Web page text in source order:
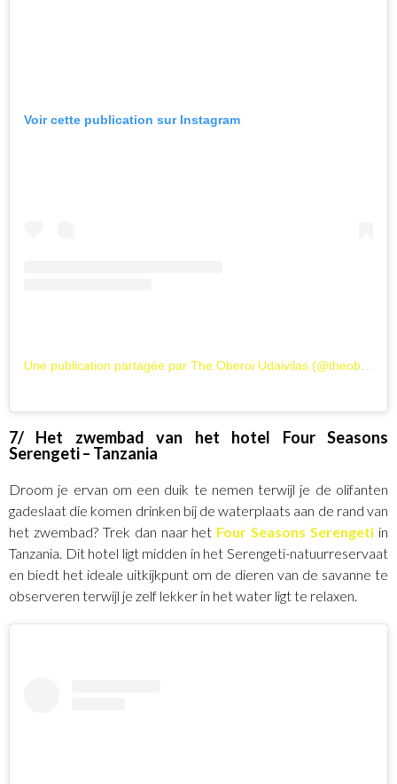
Voir cette publication sur Instagram
7/ Het zwembad van het hotel Four Seasons
Serengeti – Tanzania
Droom je ervan om een duik te nemen terwijl je de olifanten
gadeslaat die komen drinken bij de waterplaats aan de rand van
het zwembad? Trek dan naar het Four Seasons Serengeti in
Tanzania. Dit hotel ligt midden in het Serengeti-natuurreservaat
en biedt het ideale uitkijkpunt om de dieren van de savanne te
observeren terwijl je zelf lekker in het water ligt te relaxen.